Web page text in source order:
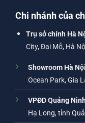
Chi nhánh của
Trụ sở chính Hà
City, Đại Mỗ, Hà
Showroom Hà
Ocean Park, Gia
VPĐD Quảng
Hạ Long, tỉnh